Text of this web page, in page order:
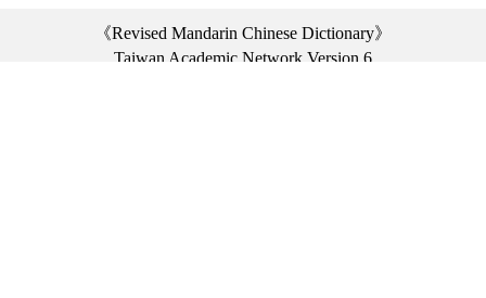
《Revised Mandarin Chinese Dictionary》
Taiwan Academic Network Version 6